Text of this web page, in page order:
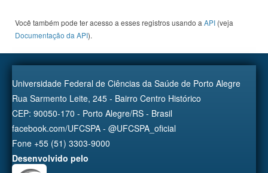
Você também pode ter acesso a esses registros usando a API (veja
Documentação da API).
Universidade Federal de Ciências da Saúde de Porto Alegre
Rua Sarmento Leite, 245 - Bairro Centro Histórico
CEP: 90050-170 - Porto Alegre/RS - Brasil
facebook.com/UFCSPA - @UFCSPA_oficial
Fone +55 (51) 3303-9000
Desenvolvido pelo